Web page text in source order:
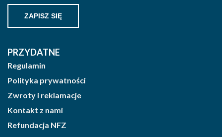
PRZYDATNE
Regulamin
Polityka prywatności
Zwroty i reklamacje
Kontakt z nami
Refundacja NFZ